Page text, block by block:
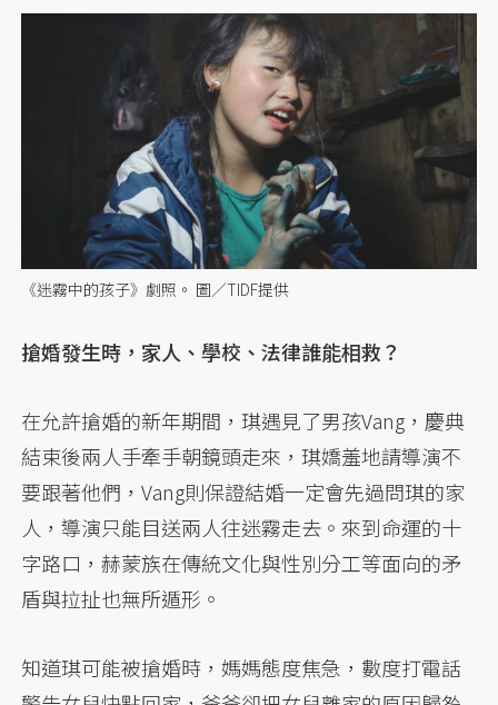
《迷霧中的孩子》劇照。 圖／TIDF提供
搶婚發生時，家人、學校、法律誰能相救？
在允許搶婚的新年期間，琪遇見了男孩Vang，慶典
結束後兩人手牽手朝鏡頭走來，琪嬌羞地請導演不
要跟著他們，Vang則保證結婚一定會先過問琪的家
人，導演只能目送兩人往迷霧走去。來到命運的十
字路口，赫蒙族在傳統文化與性別分工等面向的矛
盾與拉扯也無所遁形。
知道琪可能被搶婚時，媽媽態度焦急，數度打電話